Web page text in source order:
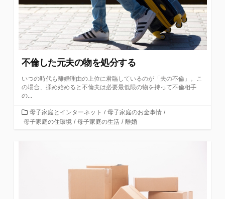
不倫した元夫の物を処分する
いつの時代も離婚理由の上位に君臨しているのが「夫の不倫」。こ
の場合、揉め始めると不倫夫は必要最低限の物を持って不倫相手
の...
カ
テ
母子家庭とインターネット / 母子家庭のお金事情 /
母子家庭の住環境 / 母子家庭の生活 / 離婚